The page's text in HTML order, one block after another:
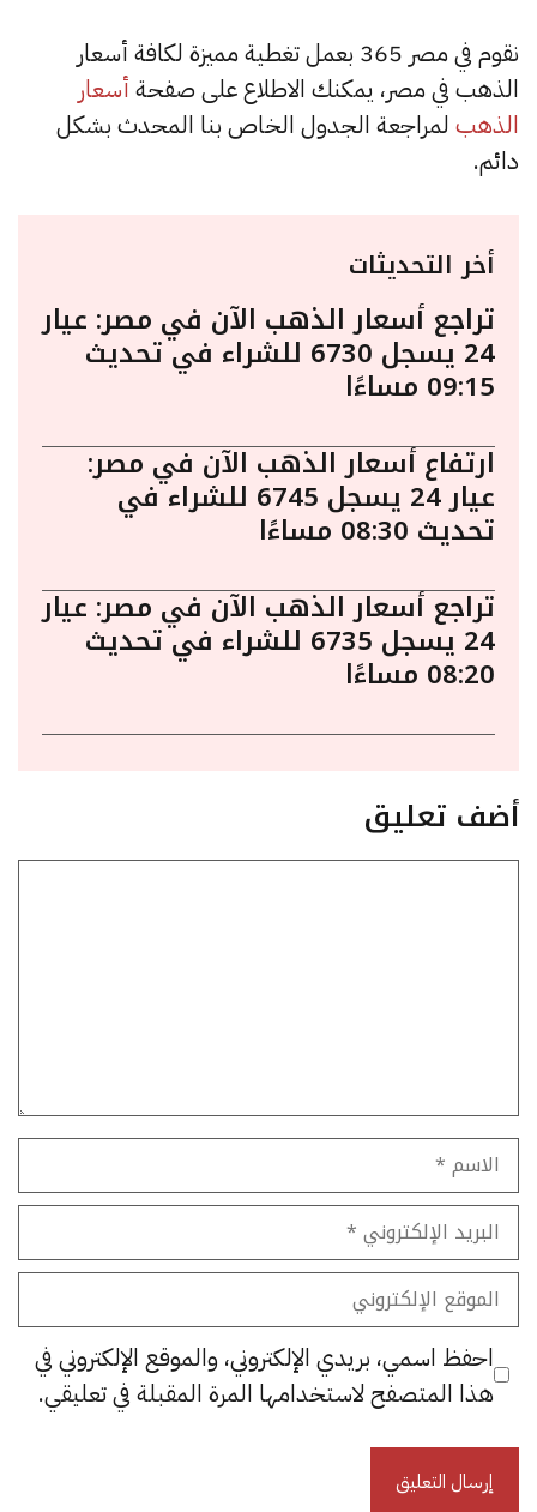
نقوم في مصر 365 بعمل تغطية مميزة لكافة أسعار
الذهب في مصر، يمكنك الاطلاع على صفحة أسعار
الذهب لمراجعة الجدول الخاص بنا المحدث بشكل
دائم.
أخر التحديثات
تراجع أسعار الذهب الآن في مصر: عيار
24 يسجل 6730 للشراء في تحديث
09:15 مساءًا
ارتفاع أسعار الذهب الآن في مصر:
عيار 24 يسجل 6745 للشراء في
تحديث 08:30 مساءًا
تراجع أسعار الذهب الآن في مصر: عيار
24 يسجل 6735 للشراء في تحديث
08:20 مساءًا
أضف تعليق
الاسم
البريد
الإلكتروني
الموقع
الإلكتروني
احفظ اسمي، بريدي الإلكتروني، والموقع الإلكتروني في
هذا المتصفح لاستخدامها المرة المقبلة في تعليقي.